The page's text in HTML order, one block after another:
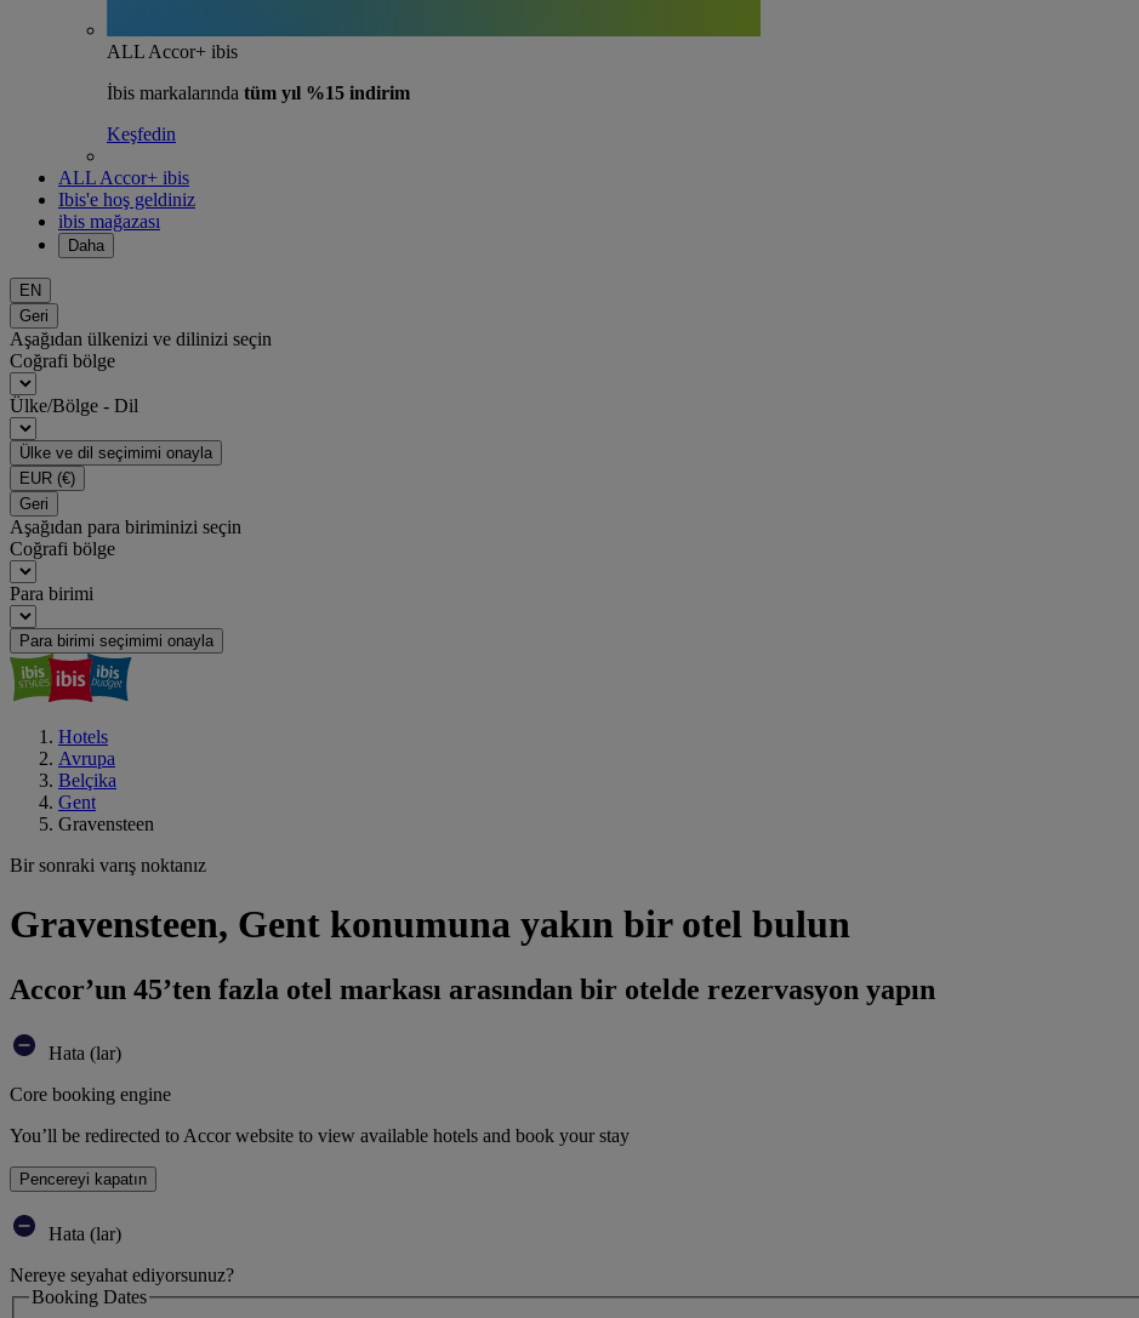
ALL Accor+ ibis
İbis markalarında tüm yıl %15 indirim
Keşfedin
ALL Accor+ ibis
Ibis'e hoş geldiniz
ibis mağazası
Daha
EN
Geri
Aşağıdan ülkenizi ve dilinizi seçin
Coğrafi bölge
Ülke/Bölge - Dil
Ülke ve dil seçimimi onayla
EUR (€)
Geri
Aşağıdan para biriminizi seçin
Coğrafi bölge
Para birimi
Para birimi seçimimi onayla
Hotels
Avrupa
Belçika
Gent
Gravensteen
Bir sonraki varış noktanız
Gravensteen, Gent konumuna yakın bir otel bulun
Accor’un 45’ten fazla otel markası arasından bir otelde rezervasyon yapın
Hata (lar)
Core booking engine
You’ll be redirected to Accor website to view available hotels and book your stay
Pencereyi kapatın
Hata (lar)
Nereye seyahat ediyorsunuz?
Booking Dates